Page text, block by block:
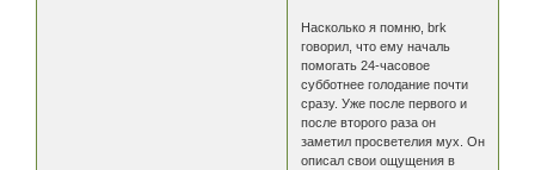
Насколько я помню, brk
говорил, что ему началь
помогать 24-часовое
субботнее голодание почти
сразу. Уже после первого и
после второго раза он
заметил просветелия мух. Он
описал свои ощущения в